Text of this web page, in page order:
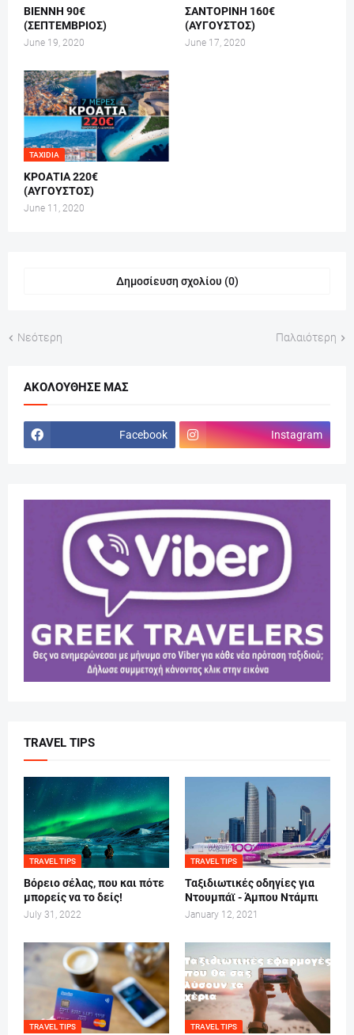
ΒΙΕΝΝΗ 90€
(ΣΕΠΤΕΜΒΡΙΟΣ)
June 19, 2020
ΣΑΝΤΟΡΙΝΗ 160€
(ΑΥΓΟΥΣΤΟΣ)
June 17, 2020
TAXIDIA
ΚΡΟΑΤΙΑ 220€
(ΑΥΓΟΥΣΤΟΣ)
June 11, 2020
Δημοσίευση σχολίου (0)
Νεότερη Παλαιότερη
ΑΚΟΛΟΎΘΗΣΕ ΜΑΣ
Facebook Instagram
TRAVEL TIPS
TRAVEL TIPS
Βόρειο σέλας, που και πότε
μπορείς να το δείς!
July 31, 2022
TRAVEL TIPS
Ταξιδιωτικές οδηγίες για
Ντουμπάϊ - Άμπου Ντάμπι
January 12, 2021
TRAVEL TIPS TRAVEL TIPS